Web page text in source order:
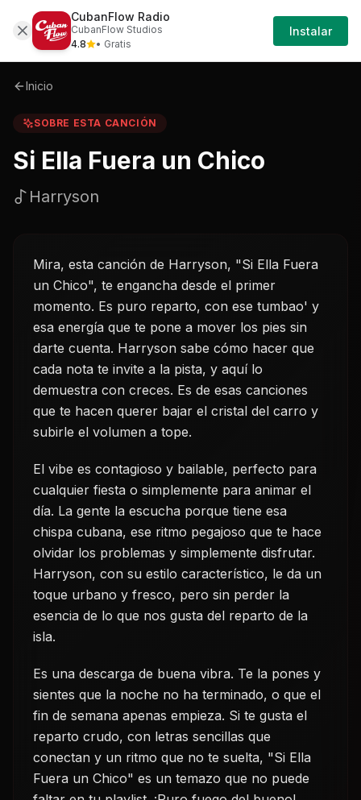
Sobre Si-ella-fuera-un-chico-harryson
Iniciar
Sesión
Inicio
SOBRE ESTA CANCIÓN
Si Ella Fuera un Chico
Harryson
Mira, esta canción de Harryson, "Si Ella Fuera
un Chico", te engancha desde el primer
momento. Es puro reparto, con ese tumbao' y
esa energía que te pone a mover los pies sin
darte cuenta. Harryson sabe cómo hacer que
cada nota te invite a la pista, y aquí lo
demuestra con creces. Es de esas canciones
que te hacen querer bajar el cristal del carro y
subirle el volumen a tope.
El vibe es contagioso y bailable, perfecto para
cualquier fiesta o simplemente para animar el
día. La gente la escucha porque tiene esa
chispa cubana, ese ritmo pegajoso que te hace
olvidar los problemas y simplemente disfrutar.
Harryson, con su estilo característico, le da un
toque urbano y fresco, pero sin perder la
esencia de lo que nos gusta del reparto de la
isla.
Es una descarga de buena vibra. Te la pones y
sientes que la noche no ha terminado, o que el
fin de semana apenas empieza. Si te gusta el
reparto crudo, con letras sencillas que
conectan y un ritmo que no te suelta, "Si Ella
Fuera un Chico" es un temazo que no puede
CubanFlow Radio
CubanFlow Studios
4.8
• Gratis
Instalar